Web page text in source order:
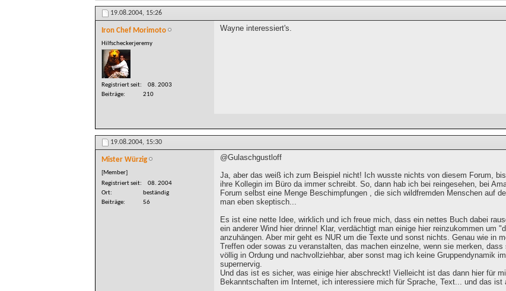
19.08.2004, 15:26
Iron Chef Morimoto
Hilfscheckerjeremy
Registriert seit
08. 2003
Beiträge
210
Wayne interessiert's.
19.08.2004, 15:30
Mister Würzig
[Member]
Registriert seit
08. 2004
Ort
beständig
Beiträge
56
@Gulaschgustloff
Ja, aber das weiß ich zum Beispiel nicht! Ich wusste nichts von diesem Forum,
ihre Kollegin im Büro da immer schreibt. So, dann hab ich bei reingesehen, bei
Forum selbst eine Menge Beschimpfungen , die sich wildfremden Menschen auf
man eben skeptisch...
Es ist eine nette Idee, wirklich und ich freue mich, dass ein nettes Buch dabei
ein anderer Wind hier drinne! Klar, verdächtigt man einige hier reinzukommen um
anzuhängen. Aber mir geht es NUR um die Texte und sonst nichts. Genau wie in
Treffen oder sowas zu veranstalten, das machen einzelne, wenn sie merken,
völlig in Ordung und nachvollziehbar, aber sonst mag ich keine Gruppendynamik
supernervig.
Und das ist es sicher, was einige hier abschreckt! Vielleicht ist das dann hier für
Bekanntschaften im Internet, ich interessiere mich für Sprache, Text... und das ist